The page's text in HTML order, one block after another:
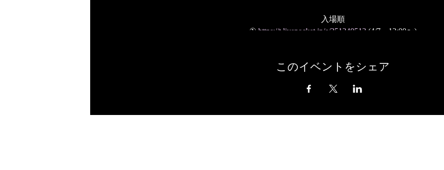
入場順
① https://t.livepocket.jp/e/251240513 (4/7、12:00〜)
このイベントをシェア